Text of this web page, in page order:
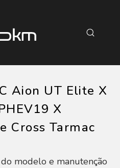
Aion UT Elite X
X
Cross Tarmac
modelo e manutenção